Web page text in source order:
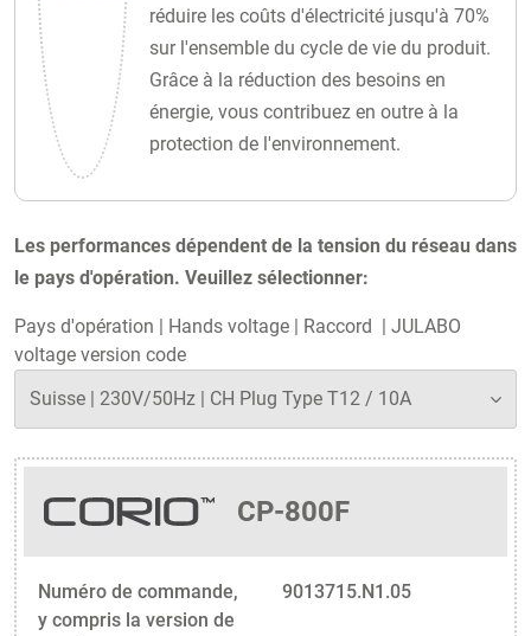
réduire les coûts d'électricité jusqu'à 70%
sur l'ensemble du cycle de vie du produit.
Grâce à la réduction des besoins en
énergie, vous contribuez en outre à la
protection de l'environnement.
Les performances dépendent de la tension du réseau dans
le pays d'opération. Veuillez sélectionner:
Pays d'opération | Hands voltage | Raccord | JULABO
voltage version code
CP-800F
Numéro de commande,
y compris la version de
9013715.N1.05